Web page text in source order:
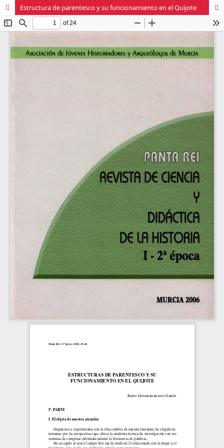
Estructura de parentesco y su funcionamiento en el Quijote